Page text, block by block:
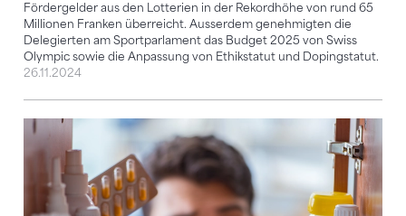
Fördergelder aus den Lotterien in der Rekordhöhe von rund 65
Millionen Franken überreicht. Ausserdem genehmigten die
Delegierten am Sportparlament das Budget 2025 von Swiss
Olympic sowie die Anpassung von Ethikstatut und Dopingstatut.
26.11.2024
Neue Dopingliste der WADA tritt am 1. Januar 2024